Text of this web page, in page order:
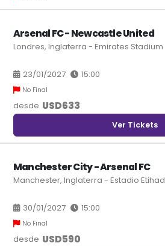
Arsenal FC - Newcastle United
Londres, Inglaterra - Emirates Stadium
23/01/2027 15:00
No Final
desde USD633
Ver Tickets
Manchester City - Arsenal FC
Manchester, Inglaterra - Estadio Etihad
30/01/2027 15:00
No Final
desde USD590